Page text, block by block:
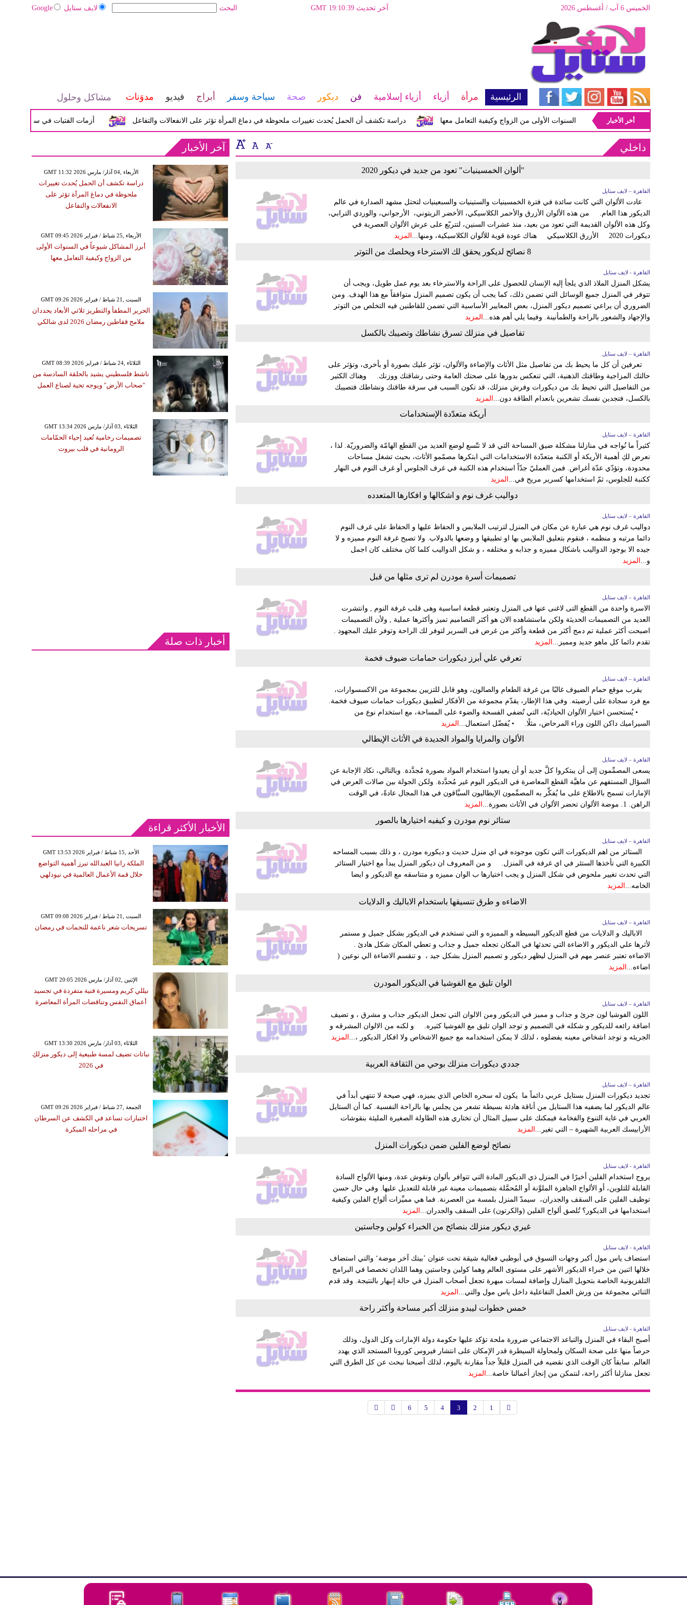
لايف ستايل Google البحث آخر تحديث GMT 19:10:39 الخميس 6 آب / أغسطس 2026
الرئيسية مرأة أزياء أزياء إسلامية فن ديكور صحة سياحة وسفر أبراج فيديو مدوَنات مشاكل وحلول
أزمات الفتيات في سن المراهقة دراسة تكشف أن الحمل يُحدث تغييرات ملحوظة في دماغ المرأة تؤثر على الانفعالات والتفاعل أبرز المشاكل شيوعاً في السنوات الأولى من الزواج وكيفية التعامل معها
أخر الأخبار
داخلي
"ألوان الخمسينيات" تعود من جديد في ديكور 2020
القاهرة – لايف ستايل
عادت الألوان التي كانت سائدة في فترة الخمسينيات والستينيات والسبعينيات لتحتل مشهد الصدارة في عالم
الديكور هذا العام. من هذه الألوان الأزرق والأحمر الكلاسيكي، الأخضر الزيتوني، الأرجواني، والوردي الترابي،
وكل هذه الألوان القديمة التي تعود من بعيد، منذ عشرات السنين، لتتربّع على عرش الألوان العصرية في
ديكورات 2020 الأزرق الكلاسيكي هناك عودة قوية للألوان الكلاسيكية، ومنها...
المزيد
8 نصائح لديكور يحقق لك الاسترخاء ويخلصك من التوتر
القاهرة - لايف ستايل
يشكل المنزل الملاذ الذي يلجأ إليه الإنسان للحصول على الراحة والاسترخاء بعد يوم عمل طويل، ويجب أن
تتوفر في المنزل جميع الوسائل التي تضمن ذلك، كما يجب أن يكون تصميم المنزل متوافقاً مع هذا الهدف. ومن
الضروري أن يراعي تصميم ديكور المنزل، بعض المعايير الأساسية التي تضمن للقاطنين فيه التخلص من التوتر
والإجهاد والشعور بالراحة والطمأنينة. وفيما يلي أهم هذه...
المزيد
تفاصيل في منزلك تسرق نشاطك وتصيبك بالكسل
القاهرة – لايف ستايل
تعرفين أن كل ما يحيط بك من تفاصيل مثل الأثاث والإضاءة والألوان، تؤثر عليك بصورة أو بأخرى، وتؤثر على
حالتك المزاجية وطاقتك الذهنية، التي تنعكس بدورها على صحتك العامة وحتى رشاقتك ووزنك. وهناك الكثير
من التفاصيل التي تحيط بك من ديكورات وفرش منزلك، قد تكون السبب في سرقة طاقتك ونشاطك فتصيبك
بالكسل، فتجدين نفسك تشعرين بانعدام الطاقة دون... المزيد
أريكة متعدّدة الإستخدامات
القاهرة – لايف ستايل
كثيراً ما نُواجه في منازلنا مشكلة ضيق المساحة التي قد لا تتّسع لوضع العديد من القطع الهامّة والضروريّة. لذا ،
نعرض لكِ أهمية الأريكة أو الكنبة متعدّدة الاستخدامات التي ابتكرها مصمّمو الأثاث، بحيث تشغل مساحات
محدودة، وتؤدّي عدّة أغراض. فمن العمليّ جدّاً استخدام هذه الكنبة في غرف الجلوس أو غرف النوم في النهار
ككنبة للجلوس، ثمّ استخدامها كسرير مريح في... المزيد
دواليب غرف نوم و اشكالها و افكارها المتعدده
القاهرة – لايف ستايل
دواليب غرف نوم هي عبارة عن مكان في المنزل لترتيب الملابس و الحفاظ عليها و الحفاظ علي غرف النوم
دائما مرتبه و منظمه ، فنقوم بتعليق الملابس بها او تطبيقها و وضعها بالدولاب. ولا تصبح غرفة النوم مميزه و لا
جيده الا بوجود الدواليب باشكال مميزه و جذابه و مختلفه ، و شكل الدواليب كلما كان مختلف كان اجمل
و... المزيد
تصميمات أسرة مودرن لم ترى مثلها من قبل
القاهرة – لايف ستايل
الاسرة واحدة من القطع التى لاغنى عنها فى المنزل وتعتبر قطعة اساسية وهى قلب غرفة النوم , وانتشرت
العديد من التصميمات الحديثة ولكن ماستشاهده الان هو أكثر التصاميم تميز وأكثرها عملية , ولأن التصميمات
اصبحت أكثر عملية تم دمج أكثر من قطعة وأكثر من غرض فى السرير لتوفر لك الراحة وتوفر عليك المجهود .
تقدم دائما كل ماهو جديد ومميز...
المزيد
تعرفي علي أبرز ديكورات حمامات ضيوف فخمة
القاهرة – لايف ستايل
يقرب موقع حمام الضيوف غالبًا من غرفة الطعام والصالون، وهو قابل للتزيين بمجموعة من الاكسسوارات،
مع فرد سجادة على أرضيته. وفي هذا الإطار، يقدّم مجموعة من الأفكار لتطبيق ديكورات حمامات ضيوف فخمة.
• يُستحسن اختيار الألوان الحياديّة، التي تُضفي الفسحة والضوء على المساحة، مع استخدام نوع من
السيراميك داكن اللون وراء المرحاض، مثلًا. • يُفضّل استعمال... المزيد
الألوان والمرايا والمواد الجديدة في الأثاث الإيطالي
القاهرة – لايف ستايل
يسعى المصمِّمون إلى أن يبتكروا كلَّ جديد أو أن يعيدوا استخدام المواد بصورة مُجدَّدة. وبالتالي، تكاد الإجابة عن
السؤال المستفهم عن ماهيَّة القطع المعاصرة في الديكور اليوم غير مُحدَّدة. ولكن الجولة بين صالات العرض في
الإمارات تسمح بالاطلاع على ما يُفكِّر به المصمِّمون الإيطاليون السبَّاقون في هذا المجال عادةً، في الوقت
الراهن. 1. موضة الألوان تحضر الألوان في الأثاث بصورة...
المزيد
ستائر نوم مودرن و كيفيه اختيارها بالصور
القاهرة – لايف ستايل
الستائر من اهم الديكورات التي تكون موجوده في اي منزل حديث و ديكوره مودرن ، و ذلك بسبب المساحه
الكبيرة التي تأخذها الستئر في اي غرفة في المنزل. و من المعروف ان ديكور المنزل يبدأ مع اختيار الستائر
التي تحدث تغيير ملحوض في شكل المنزل و يجب اختيارها ب الوان مميزه و متناسقه مع الديكور و ايضا
الخامه... المزيد
الاضاءه و طرق تنسيقها باستخدام الاباليك و الدلايات
القاهرة – لايف ستايل
الاباليك و الدلايات من قطع الديكور البسيطه و المميزه و التي تستخدم في الديكور بشكل جميل و مستمر
لأثرها علي الديكور و الاضاءة التي تحدثها في المكان تجعله جميل و جذاب و تعطي المكان شكل هادئ .
الاضاءه تعتبر عنصر مهم في المنزل ليظهر ديكور و تصميم المنزل بشكل جيد ، و تنقسم الاضاءة الي نوعين (
اضاءه...
المزيد
الوان تليق مع الفوشيا في الديكور المودرن
القاهرة – لايف ستايل
اللون الفوشيا لون جرئ و جذاب و مميز في الديكور ومن الالوان التي تجعل الديكور جذاب و مشرق ، و تضيف
اضافة رائعه للديكور و شكله في التصميم و توجد الوان تليق مع الفوشيا كثيره. و لكنه من الالوان المشرقه و
الجريئه و توجد اشخاص معينه يفضلوه ، لذلك لا يمكن استخدامه مع جميع الاشخاص ولا افكار الديكور ،... المزيد
جددي ديكورات منزلك بوحي من الثقافة العربية
القاهرة – لايف ستايل
تجديد ديكورات المنزل بستايل عربي دائماً ما يكون له سحره الخاص الذي يميزه، فهي صيحة لا تنتهي أبداً في
عالم الديكور لما يضفيه هذا الستايل من أناقة هادئة بسيطة تشعر من يجلس بها بالراحة النفسية. كما أن الستايل
العربي في غاية التنوع والفخامة فيمكنك على سبيل المثال أن تختاري هذه الطاولة الصغيرة المليئة بنقوشات
الأرابيسك العربية الشهيرة – التي تغير... المزيد
نصائح لوضع الفلين ضمن ديكورات المنزل
القاهرة - لايف ستايل
يروج استخدام الفلين أخيرًا في المنزل ذي الديكور المادة التي تتوافر بألوان ونقوش عدة، ومنها الألواح السادة
القابلة للتلوين، أو الألواح الجاهزة الملوَّنة أو المُحمَّلة بتصميمات معينة غير قابلة للتعديل عليها. وفي حال حسن
توظيف الفلين على السقف والجدران، سيمدّ المنزل بلمسة من العصرنة. فما هي مميِّزات ألواح الفلين وكيفية
استخدامها في الديكور؟ تُلصق ألواح الفلين (والكرتون) على السقف والجدران... المزيد
غيري ديكور منزلك بنصائح من الخبراء كولين وجاستين
القاهرة - لايف ستايل
استضاف ياس مول أكبر وجهات التسوق في أبوظبي فعالية شيقة تحت عنوان ’بيتك آخر موضة‘ والتي استضاف
خلالها اثنين من خبراء الديكور الأشهر على مستوى العالم وهما كولين وجاستين وهما اللذان تخصصا في البرامج
التلفزيونية الخاصة بتحويل المنازل وإضافة لمسات مبهرة تجعل أصحاب المنزل في حالة إنبهار بالنتيجة. وقد قدم
الثنائي مجموعة من ورش العمل التفاعلية داخل ياس مول والتي...
المزيد
خمس خطوات ليبدو منزلك أكبر مساحة وأكثر راحة
القاهرة - لايف ستايل
أصبح البقاء في المنزل والتباعد الاجتماعي ضرورة ملحة تؤكد عليها حكومة دولة الإمارات وكل الدول، وذلك
حرصاً منها على صحة السكان ولمحاولة السيطرة قدر الإمكان على انتشار فيروس كورونا المستجد الذي يهدد
العالم. سابقاً كان الوقت الذي نقضيه في المنزل قليلاً جداً مقارنة باليوم، لذلك أصبحنا نبحث عن كل الطرق التي
تجعل منازلنا أكثر راحة، لنتمكن من إنجاز أعمالنا خاصة... المزيد
1
2
3
4
5
6
آخر الأخبار
GMT 11:32 2026 الأربعاء ,04 آذار/ مارس
دراسة تكشف أن الحمل يُحدث تغييرات
ملحوظة في دماغ المرأة تؤثر على
الانفعالات والتفاعل
GMT 09:45 2026 الأربعاء ,25 شباط / فبراير
أبرز المشاكل شيوعاً في السنوات الأولى
من الزواج وكيفية التعامل معها
GMT 09:26 2026 السبت ,21 شباط / فبراير
الحرير المطفأ والتطريز ثلاثي الأبعاد يحددان
ملامح قفاطين رمضان 2026 لدى شالكي
GMT 08:39 2026 الثلاثاء ,24 شباط / فبراير
ناشط فلسطيني يشيد بالحلقة السادسة من
"صحاب الأرض" ويوجه تحية لصناع العمل
GMT 13:34 2026 الثلاثاء ,03 آذار/ مارس
تصميمات رخامية تُعيد إحياء الحمّامات
الرومانية في قلب بيروت
أخبار ذات صلة
الأخبار الأكثر قراءة
GMT 13:53 2026 الأحد ,15 شباط / فبراير
الملكة رانيا العبدالله تبرز أهمية التواضع
خلال قمة الأعمال العالمية في نيودلهي
GMT 09:08 2026 السبت ,21 شباط / فبراير
تسريحات شعر ناعمة للنجمات في رمضان
GMT 20:05 2026 الإثنين ,02 آذار/ مارس
نيللي كريم ومسيرة فنية متفردة في تجسيد
أعماق النفس وتناقضات المرأة المعاصرة
GMT 13:30 2026 الثلاثاء ,03 آذار/ مارس
نباتات تضيف لمسة طبيعية إلى ديكور منزلكِ
في 2026
GMT 09:26 2026 الجمعة ,27 شباط / فبراير
اختبارات تساعد في الكشف عن السرطان
في مراحله المبكرة